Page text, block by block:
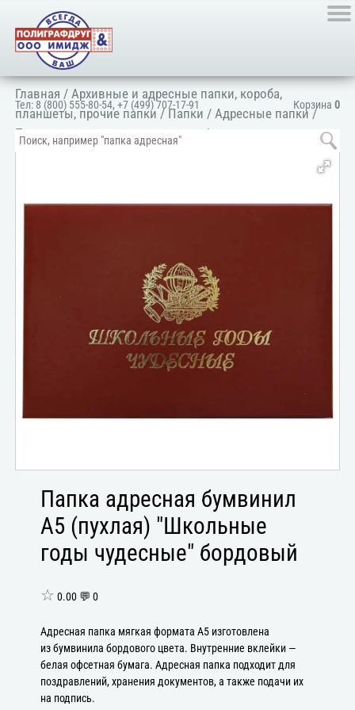
Корзина 0
Тел: 8 (800) 555-80-54,+7 (499) 707-17-91
Главная /Архивные и адресные папки, короба,
планшеты, прочие папки/Папки /Адресные папки/
Папка для школ и детских садов
/
Папка адресная бумвинил
А5 (пухлая) "Школьные
годы чудесные" бордовый
☆ 0.00 💬 0
Адресная папка мягкая формата А5 изготовлена
из бумвинила бордового цвета. Внутренние вклейки —
белая офсетная бумага. Адресная папка подходит для
поздравлений, хранения документов, а также подачи их
на подпись.